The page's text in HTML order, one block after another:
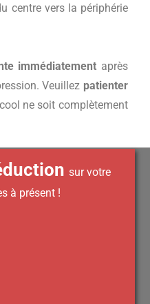
centre vers la périphérie
immédiatement après
Veuillez patienter
ne soit complètement
sur votre
à présent !